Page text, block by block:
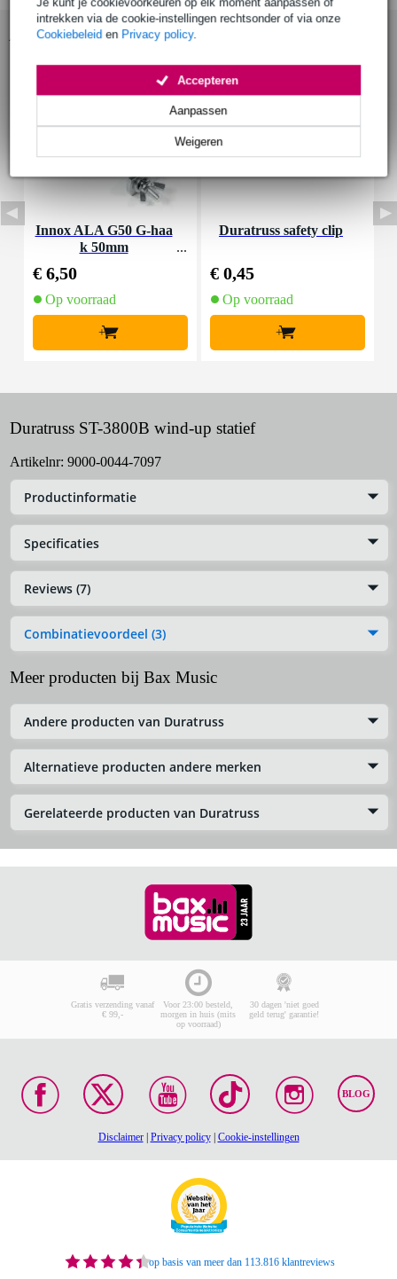
intrekken via de cookie-instellingen rechtsonder of via onze
Cookiebeleid en Privacy policy.
Weigeren
Aanpassen
Accepteren
Accessoires (10)
Innox ALA G50 G-haa
k 50mm
€ 6,50
Op voorraad
+
Duratruss safety clip
€ 0,45
Op voorraad
+
Duratruss ST-3800B wind-up statief
Artikelnr: 9000-0044-7097
Productinformatie
Specificaties
Reviews (7)
Combinatievoordeel (3)
Meer producten bij Bax Music
Andere producten van Duratruss
Alternatieve producten andere merken
Gerelateerde producten van Duratruss
Gratis verzending vanaf
€ 99,-
Voor 23:00 besteld,
morgen in huis (mits
op voorraad)
30 dagen 'niet goed
geld terug' garantie!
BLOG
Disclaimer| Privacy policy| Cookie-instellingen
op basis van meer dan 113.816 klantreviews